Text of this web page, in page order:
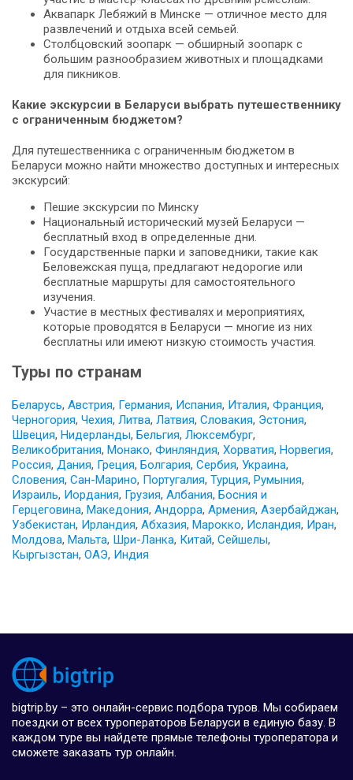
Аквапарк Лебяжий в Минске — отличное место для
развлечений и отдыха всей семьей.
Столбцовский зоопарк — обширный зоопарк с
большим разнообразием животных и площадками
для пикников.
Какие экскурсии в Беларуси выбрать путешественнику
с ограниченным бюджетом?
Для путешественника с ограниченным бюджетом в
Беларуси можно найти множество доступных и интересных
экскурсий:
Пешие экскурсии по Минску
Национальный исторический музей Беларуси —
бесплатный вход в определенные дни.
Государственные парки и заповедники, такие как
Беловежская пуща, предлагают недорогие или
бесплатные маршруты для самостоятельного
изучения.
Участие в местных фестивалях и мероприятиях,
которые проводятся в Беларуси — многие из них
бесплатны или имеют низкую стоимость участия.
Туры по странам
Беларусь, Австрия, Германия, Испания, Италия, Франция,
Черногория, Чехия, Литва, Латвия, Словакия, Эстония,
Швеция, Нидерланды, Бельгия, Люксембург,
Великобритания, Монако, Финляндия, Хорватия, Норвегия,
Россия, Дания, Греция, Болгария, Сербия, Украина,
Словения, Сан-Марино, Португалия, Турция, Румыния,
Израиль, Иордания, Грузия, Албания, Босния и
Герцеговина, Македония, Андорра, Армения, Азербайджан,
Узбекистан, Ирландия, Абхазия, Марокко, Исландия, Иран,
Молдова, Мальта, Шри-Ланка, Китай, Сейшелы,
Кыргызстан, ОАЭ, Индия
bigtrip.by – это онлайн-сервис подбора туров. Мы собираем
поездки от всех туроператоров Беларуси в единую базу. В
каждом туре вы найдете прямые телефоны туроператора и
сможете заказать тур онлайн.